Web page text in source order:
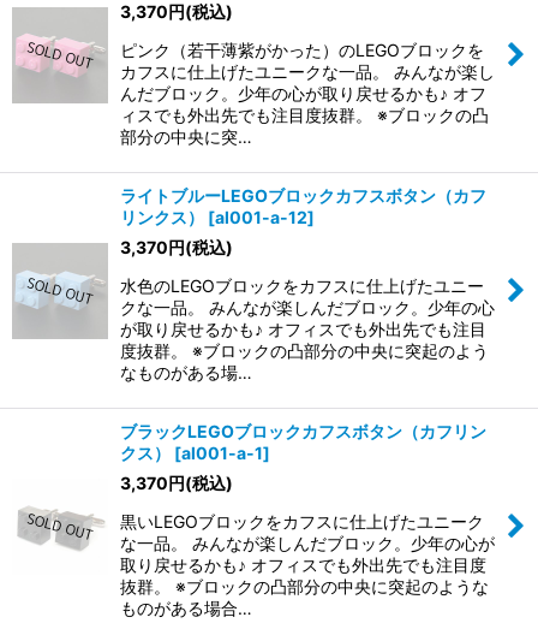
3,370円(税込)
ピンク（若干薄紫がかった）のLEGOブロックを
カフスに仕上げたユニークな一品。 みんなが楽し
んだブロック。少年の心が取り戻せるかも♪ オフ
ィスでも外出先でも注目度抜群。 ※ブロックの凸
部分の中央に突…
ライトブルーLEGOブロックカフスボタン（カフ
リンクス）
[al001-a-12]
3,370円(税込)
水色のLEGOブロックをカフスに仕上げたユニー
クな一品。 みんなが楽しんだブロック。少年の心
が取り戻せるかも♪ オフィスでも外出先でも注目
度抜群。 ※ブロックの凸部分の中央に突起のよう
なものがある場…
ブラックLEGOブロックカフスボタン（カフリン
クス）
[al001-a-1]
3,370円(税込)
黒いLEGOブロックをカフスに仕上げたユニーク
な一品。 みんなが楽しんだブロック。少年の心が
取り戻せるかも♪ オフィスでも外出先でも注目度
抜群。 ※ブロックの凸部分の中央に突起のような
ものがある場合…